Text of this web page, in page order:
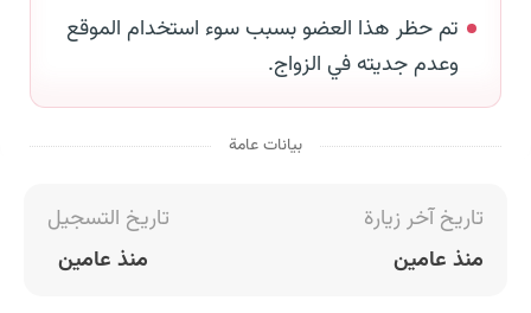
تم حظر هذا العضو بسبب سوء استخدام الموقع
وعدم جديته في الزواج.
بيانات عامة
تاريخ آخر زيارة
منذ عامين
تاريخ التسجيل
منذ عامين